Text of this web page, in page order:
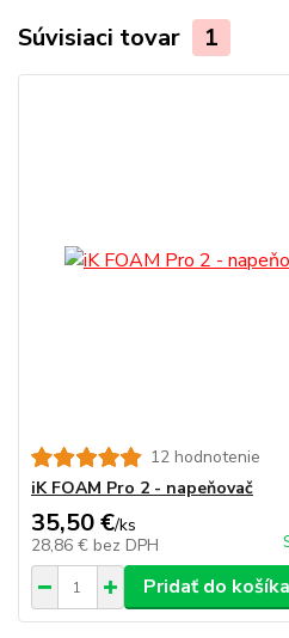
Súvisiaci tovar 1
12 hodnotenie
iK FOAM Pro 2 - napeňovač
35,50 €/ks
28,86 € bez DPH
Pridať do košíka